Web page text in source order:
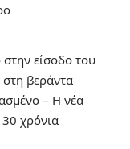
στην είσοδο του
στη βεράντα
– Η νέα
χρόνια